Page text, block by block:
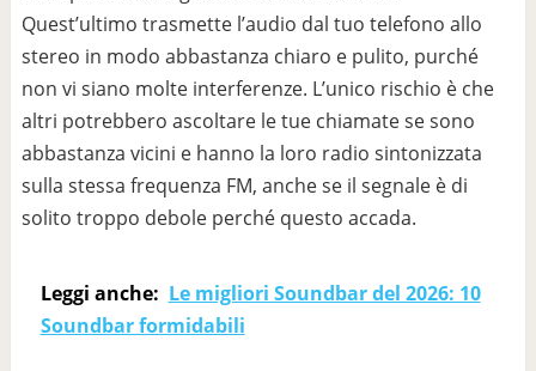
Quest’ultimo trasmette l’audio dal tuo telefono allo
stereo in modo abbastanza chiaro e pulito, purché
non vi siano molte interferenze. L’unico rischio è che
altri potrebbero ascoltare le tue chiamate se sono
abbastanza vicini e hanno la loro radio sintonizzata
sulla stessa frequenza FM, anche se il segnale è di
solito troppo debole perché questo accada.
Leggi anche: Le migliori Soundbar del 2026: 10
Soundbar formidabili